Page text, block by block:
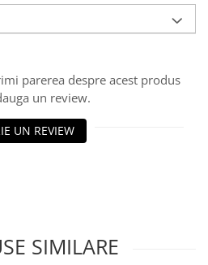
parerea despre acest produs
un review.
UN REVIEW
SIMILARE